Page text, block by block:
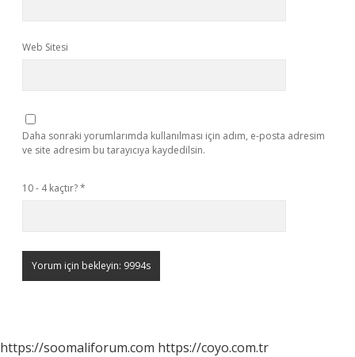
Web Sitesi
Daha sonraki yorumlarımda kullanılması için adım, e-posta adresim
ve site adresim bu tarayıcıya kaydedilsin.
10 - 4 kaçtır?*
https://soomaliforum.com https://coyo.com.tr